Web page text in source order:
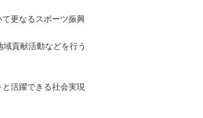
更なるスポーツ振興
貢献活動などを行う
活躍できる社会実現